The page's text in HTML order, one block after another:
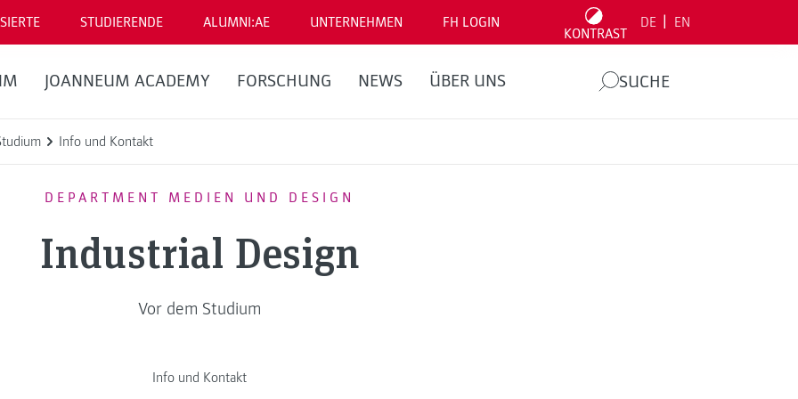
STUDIERENDE ALUMNI:AE UNTERNEHMEN FH LOGIN
KONTRAST
DE EN
JOANNEUM ACADEMY FORSCHUNG NEWS ÜBER UNS SUCHE
Info und Kontakt
DEPARTMENT MEDIEN UND DESIGN
Industrial Design
Vor dem Studium
Info und Kontakt